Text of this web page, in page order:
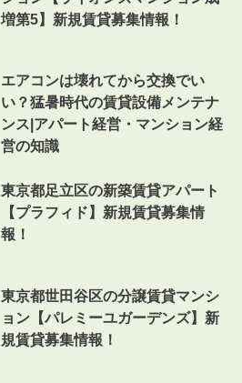
増第5】新規賃貸募集情報！
エアコンは壊れてから交換でい
い？猛暑時代の賃貸設備メンテナ
ンス|アパート経営・マンション経
営の知識
東京都足立区の新築賃貸アパート
【プラフィド】新規賃貸募集情
報！
東京都世田谷区の分譲賃貸マンシ
ョン【パレミーユガーデンズ】新
規賃貸募集情報！